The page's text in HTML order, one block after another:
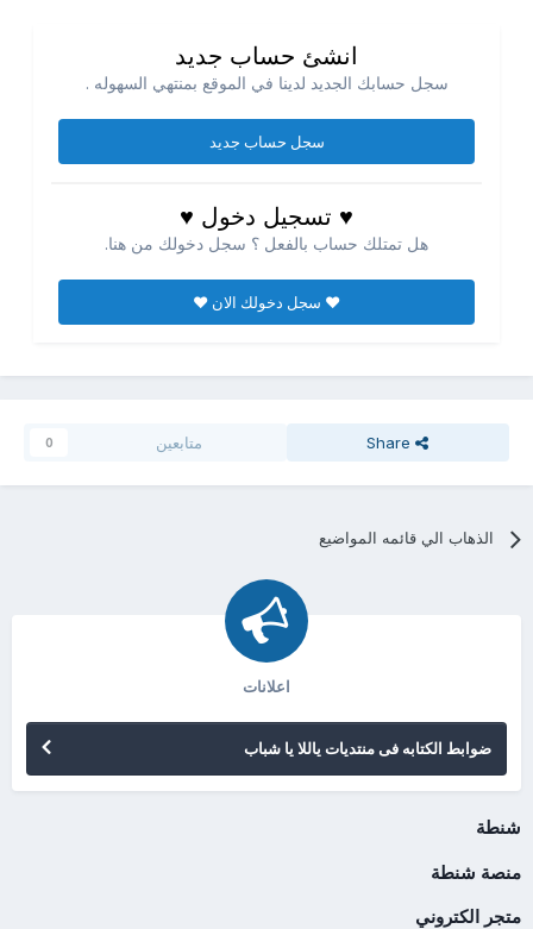
انشئ حساب جديد
سجل حسابك الجديد لدينا في الموقع بمنتهي السهوله .
سجل حساب جديد
♥ تسجيل دخول ♥
هل تمتلك حساب بالفعل ؟ سجل دخولك من هنا.
♥ سجل دخولك الان ♥
Share متابعين 0
الذهاب الي قائمه المواضيع
اعلانات
ضوابط الكتابه فى منتديات ياللا يا شباب
شنطة
منصة شنطة
متجر الكتروني